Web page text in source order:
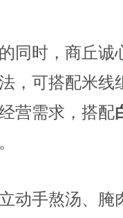
同时，商丘诚
，可搭配米线
营需求，搭配
动手熬汤、腌